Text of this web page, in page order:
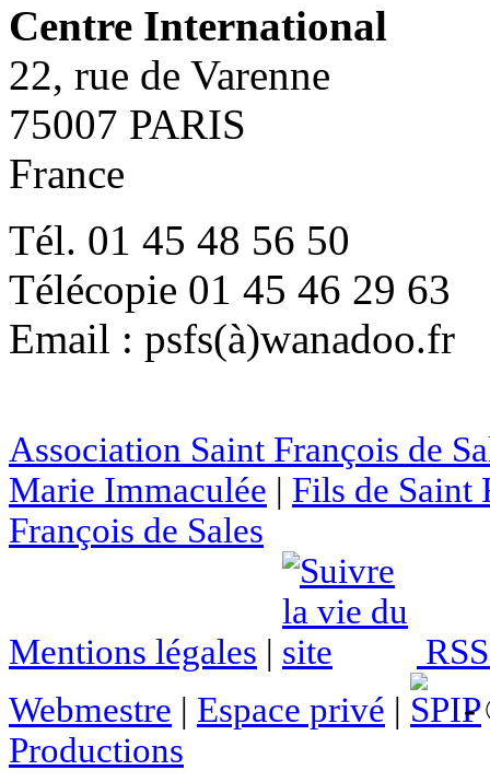
Centre International
22, rue de Varenne
75007 PARIS
France
Tél. 01 45 48 56 50
Télécopie 01 45 46 29 63
Email : psfs(à)wanadoo.fr
Association Saint François de
Marie Immaculée | Fils de Saint
François de Sales
Mentions légales |
Webmestre | Espace privé |
-
Productions